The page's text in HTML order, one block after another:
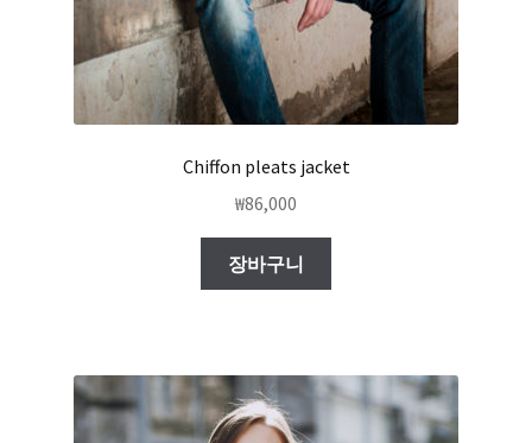
Chiffon pleats jacket
₩86,000
장바구니